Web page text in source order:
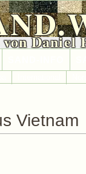
Daniel
Vietnam